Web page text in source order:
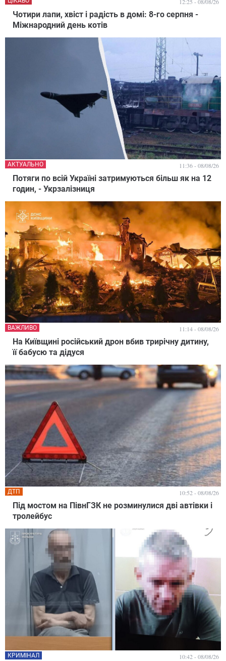
Чотири лапи, хвіст і радість в домі: 8-го серпня -
Міжнародний день котів
Потяги по всій Україні затримуються більш як на 12
годин, - Укрзалізниця
АКТУАЛЬНО 11:36 - 08/08/26
На Київщині російський дрон вбив трирічну дитину,
її бабусю та дідуся
ВАЖЛИВО 11:14 - 08/08/26
Під мостом на ПівнГЗК не розминулися дві автівки і
тролейбус
ДТП 10:52 - 08/08/26
КРИМІНАЛ 10:42 - 08/08/26